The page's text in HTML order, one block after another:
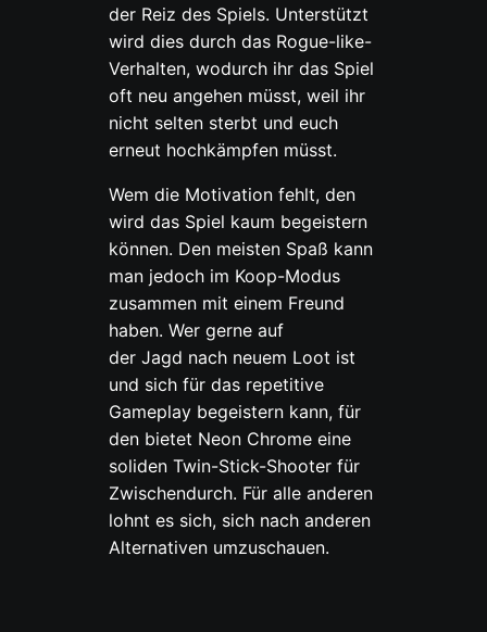
der Reiz des Spiels. Unterstützt
wird dies durch das Rogue-like-
Verhalten, wodurch ihr das Spiel
oft neu angehen müsst, weil ihr
nicht selten sterbt und euch
erneut hochkämpfen müsst.
Wem die Motivation fehlt, den
wird das Spiel kaum begeistern
können. Den meisten Spaß kann
man jedoch im Koop-Modus
zusammen mit einem Freund
haben. Wer gerne auf
der Jagd nach neuem Loot ist
und sich für das repetitive
Gameplay begeistern kann, für
den bietet Neon Chrome eine
soliden Twin-Stick-Shooter für
Zwischendurch. Für alle anderen
lohnt es sich, sich nach anderen
Alternativen umzuschauen.